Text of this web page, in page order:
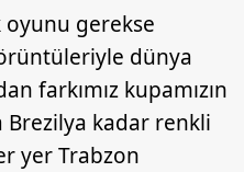
oyunu gerekse
dünya
farkımız kupamızın
Brezilya kadar renkli
yer Trabzon